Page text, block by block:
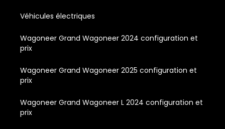
Véhicules électriques
Wagoneer Grand Wagoneer 2024 configuration et
prix
Wagoneer Grand Wagoneer 2025 configuration et
prix
Wagoneer Grand Wagoneer L 2024 configuration et
prix